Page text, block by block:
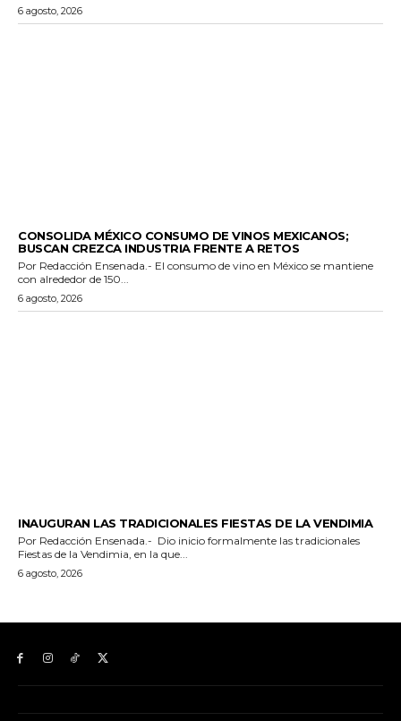
6 agosto, 2026
CONSOLIDA MÉXICO CONSUMO DE VINOS MEXICANOS;
BUSCAN CREZCA INDUSTRIA FRENTE A RETOS
Por Redacción Ensenada.- El consumo de vino en México se mantiene
con alrededor de 150...
6 agosto, 2026
INAUGURAN LAS TRADICIONALES FIESTAS DE LA VENDIMIA
Por Redacción Ensenada.- Dio inicio formalmente las tradicionales
Fiestas de la Vendimia, en la que...
6 agosto, 2026